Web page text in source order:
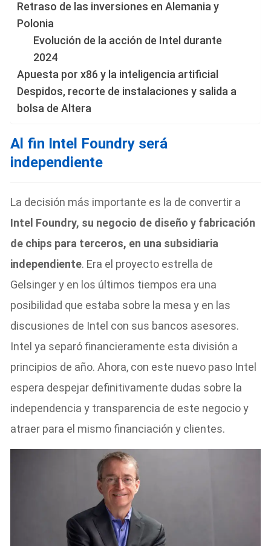
Retraso de las inversiones en Alemania y
Polonia
Evolución de la acción de Intel durante
2024
Apuesta por x86 y la inteligencia artificial
Despidos, recorte de instalaciones y salida a
bolsa de Altera
Al fin Intel Foundry será
independiente
La decisión más importante es la de convertir a
Intel Foundry, su negocio de diseño y fabricación
de chips para terceros, en una subsidiaria
independiente. Era el proyecto estrella de
Gelsinger y en los últimos tiempos era una
posibilidad que estaba sobre la mesa y en las
discusiones de Intel con sus bancos asesores.
Intel ya separó financieramente esta división a
principios de año. Ahora, con este nuevo paso Intel
espera despejar definitivamente dudas sobre la
independencia y transparencia de este negocio y
atraer para el mismo financiación y clientes.